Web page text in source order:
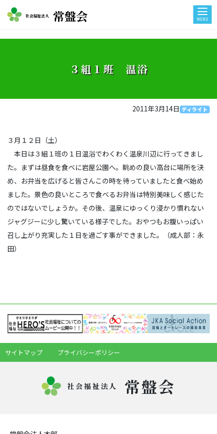
社会福祉法人 常盤会 MENU
３組１班 温浴
2011年3月14日 ディライト
３月１２日（土）
本日は３組１班の１日温浴でわくわく温泉川辺に行ってきまし
た。まずは昼食を食べに岩屋公園へ。眺めの良い高台に場所を決
め、お弁当を広げると皆さんこの時を待っていましたと食べ始め
ました。景色の良いところで食べるお弁当は特別美味しく感じた
のではないでしょうか。その後、温泉にゆっくり浸かり慣れない
ジャグジーに少し驚いている様子でした。おやつもお腹いっぱい
召し上がり充実した１日を過ごす事ができました。（成人部：永
田）
サイトマップ プライバシーポリシー
社会福祉法人 常盤会